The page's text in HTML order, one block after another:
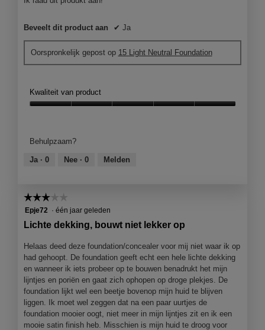
Beveelt dit product aan ✔ Ja
Oorspronkelijk gepost op 15 Light Neutral Foundation
Kwaliteit van product
5
van
Behulpzaam?
Ja · 0 Nee · 0 Melden
☆☆☆☆☆
☆☆☆☆☆
3
sterren.
Epje72 · één jaar geleden
Lichte dekking, bouwt niet lekker op
Helaas deed deze foundation/concealer voor mij niet waar ik op
had gehoopt. De foundation geeft echt een hele lichte dekking
en wanneer ik iets probeer op te bouwen benadrukt het mijn
lijntjes en poriën en gaat zich ophopen op droge plekjes. De
foundation lijkt wel een beetje bovenop mijn huid te blijven
liggen. Ik moet wel zeggen dat na een paar uurtjes de
foundation mooier oogt, niet meer in mijn lijntjes zit en ik een
mooie satin finish heb. Misschien is mijn huid te droog voor